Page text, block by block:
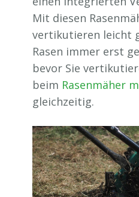
Mit diesen
vertikutieren leicht
Rasen immer erst
bevor Sie
beim Rasenmäher
gleichzeitig.